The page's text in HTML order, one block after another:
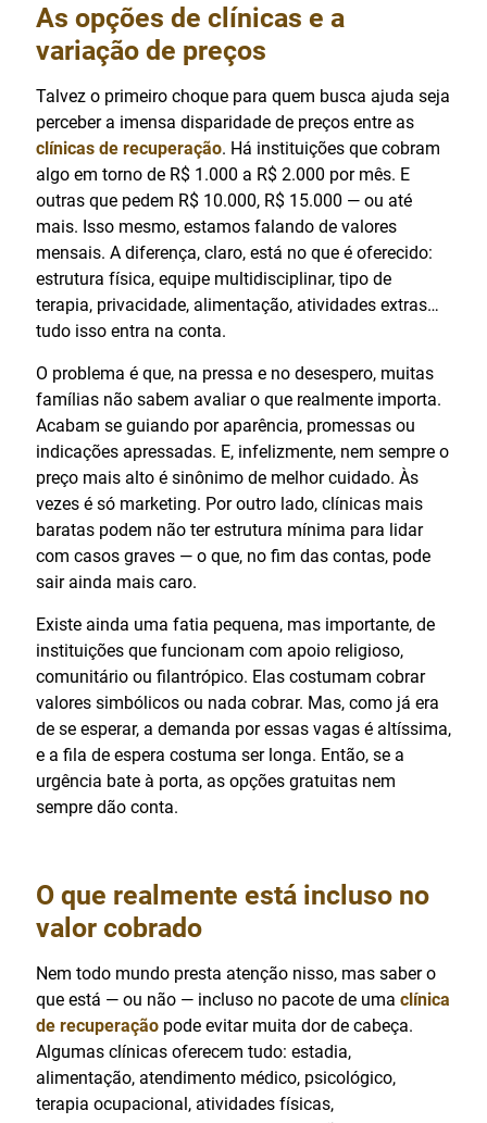
As opções de clínicas e a
variação de preços
Talvez o primeiro choque para quem busca ajuda seja
perceber a imensa disparidade de preços entre as
clínicas de recuperação. Há instituições que cobram
algo em torno de R$ 1.000 a R$ 2.000 por mês. E
outras que pedem R$ 10.000, R$ 15.000 — ou até
mais. Isso mesmo, estamos falando de valores
mensais. A diferença, claro, está no que é oferecido:
estrutura física, equipe multidisciplinar, tipo de
terapia, privacidade, alimentação, atividades extras…
tudo isso entra na conta.
O problema é que, na pressa e no desespero, muitas
famílias não sabem avaliar o que realmente importa.
Acabam se guiando por aparência, promessas ou
indicações apressadas. E, infelizmente, nem sempre o
preço mais alto é sinônimo de melhor cuidado. Às
vezes é só marketing. Por outro lado, clínicas mais
baratas podem não ter estrutura mínima para lidar
com casos graves — o que, no fim das contas, pode
sair ainda mais caro.
Existe ainda uma fatia pequena, mas importante, de
instituições que funcionam com apoio religioso,
comunitário ou filantrópico. Elas costumam cobrar
valores simbólicos ou nada cobrar. Mas, como já era
de se esperar, a demanda por essas vagas é altíssima,
e a fila de espera costuma ser longa. Então, se a
urgência bate à porta, as opções gratuitas nem
sempre dão conta.
O que realmente está incluso no
valor cobrado
Nem todo mundo presta atenção nisso, mas saber o
que está — ou não — incluso no pacote de uma clínica
de recuperação pode evitar muita dor de cabeça.
Algumas clínicas oferecem tudo: estadia,
alimentação, atendimento médico, psicológico,
terapia ocupacional, atividades físicas,